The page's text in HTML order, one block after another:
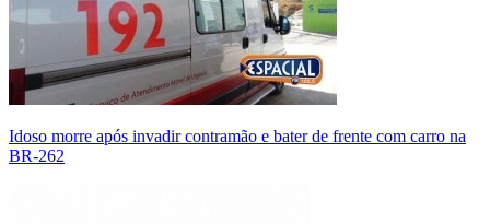
Idoso morre após invadir contramão e bater de frente com carro na
BR-262